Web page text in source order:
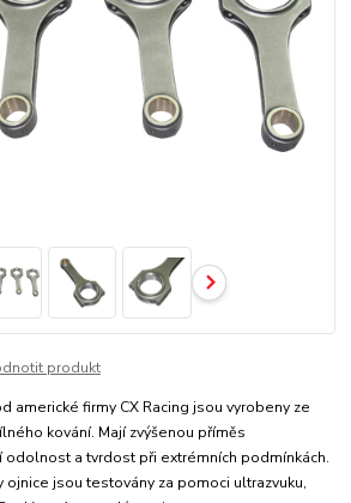
produkt
americké firmy CX Racing jsou vyrobeny ze
kování. Mají zvýšenou příměs
a tvrdost při extrémních podmínkách.
ojnice jsou testovány za pomoci ultrazvuku,